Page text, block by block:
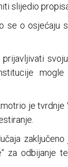
slijedio
se o osjećaju
je tvrdnje
za odbijanje